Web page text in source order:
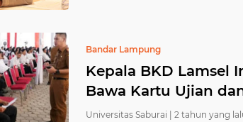
Bandar Lampung
Kepala BKD Lamsel
Bawa Kartu Ujian
Universitas Saburai | 2 tahun yang